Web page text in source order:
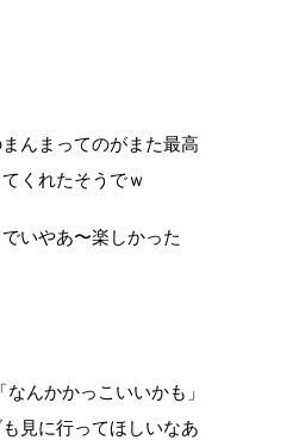
んまってのがまた最高
くれたそうでｗ
いやあ〜楽しかった
んかかっこいいかも」
見に行ってほしいなあ